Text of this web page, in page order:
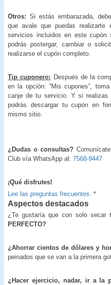
Otros: Si estás embarazada,
que avale que puedas realizarte
servicios incluidos en este
podrás postergar, cambiar o
realizarse el cupón completo.
Tip cuponero: Después de la
en la opción: “Mis cupones”,
canje de tu servicio. Y si realizas
podrás descargar tu cupón en
mismo sitio.
¿Dudas o consultas?
Club vía WhatsApp al: 7568-9447
¡Qué disfrutes!
Lee las preguntas frecuentes. *
Aspectos destacados
¿Te gustaría que con solo secar
PERFECTO?
¿Ahorrar cientos de dólares y
peinados que se van a la primera
¿Hacer ejercicio, nadar, ir a la